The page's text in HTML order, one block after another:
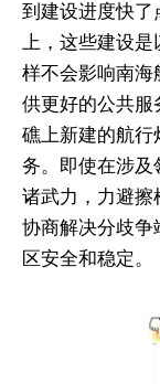
到建设进度快了
上，这些建设是
样不会影响南海
供更好的公共服
礁上新建的航行
务。即使在涉及
诸武力，力避擦
协商解决分歧争
区安全和稳定。